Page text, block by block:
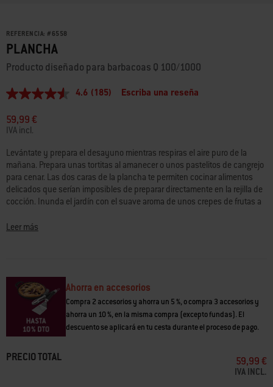
REFERENCIA: # 6558
PLANCHA
Producto diseñado para barbacoas Q 100/1000
4.6
5
estrellas,
valor
medio
de
valoración.
Read
185
Reviews.
Enlace
la
misma
4.6 (185) Escriba una reseña
59,99 €
IVA incl.
Levántate y prepara el desayuno mientras respiras el aire puro de la
mañana. Prepara unas tortitas al amanecer o unos pastelitos de cangrejo
para cenar. Las dos caras de la plancha te permiten cocinar alimentos
delicados que serían imposibles de preparar directamente en la rejilla de
cocción. Inunda el jardín con el suave aroma de unos crepes de frutas a
cualquier hora es buena para cocinar a la barbacoa.
Leer más
Ahorra en accesorios
Compra 2 accesorios y ahorra un 5 %, o compra 3 accesorios y
ahorra un 10 %, en la misma compra (excepto fundas). El
descuento se aplicará en tu cesta durante el proceso de pago.
PRECIO TOTAL 59,99 €
IVA INCL.